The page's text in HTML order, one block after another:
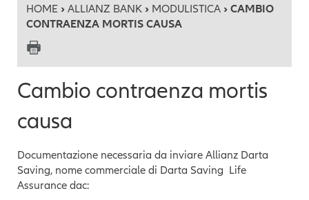
HOME› ALLIANZ BANK› MODULISTICA› CAMBIO
CONTRAENZA MORTIS CAUSA
Cambio contraenza mortis
causa
Documentazione necessaria da inviare Allianz Darta
Saving, nome commerciale di Darta Saving Life
Assurance dac: